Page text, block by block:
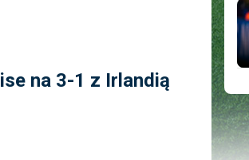
na 3-1 z Irlandią